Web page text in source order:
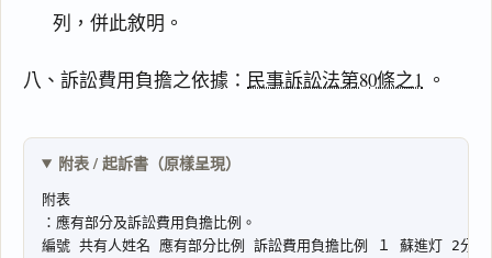
列，併此敘明。
八、訴訟費用負擔之依據： 民事訴訟法第80條之1 。
附表 / 起訴書（原樣呈現）
一